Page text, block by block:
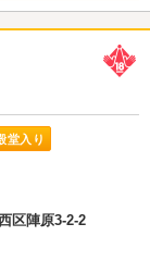
堂入り
ち4
区陣原3-2-2